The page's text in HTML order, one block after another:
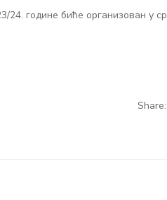
24. године биће организован у
Share: